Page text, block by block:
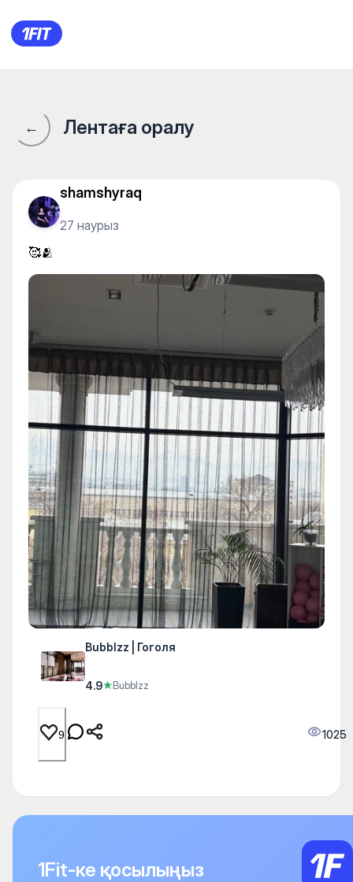
Bubblzz | Гоголя — Yoga
← Лентаға оралу
shamshyraq
27 наурыз
🥰🫂
Bubblzz | Гоголя
4.9★Bubblzz
9 1025
1Fit-ке қосылыңыз